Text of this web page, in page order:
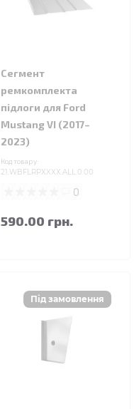
Сегмент
ремкомплекта
підлоги для Ford
Mustang VI (2017–
2023)
Код товару:
21.WBFLRPXXXX.ALL.0.00
0
590.00 грн.